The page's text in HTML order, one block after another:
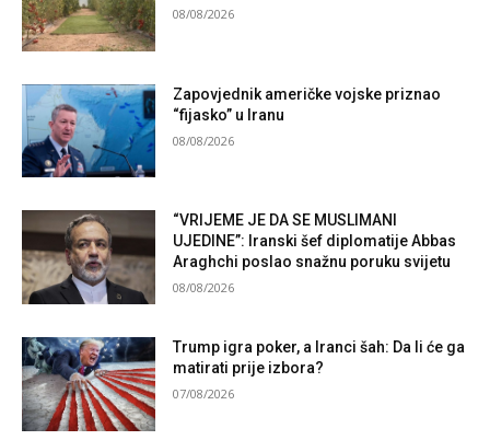
08/08/2026
Zapovjednik američke vojske priznao
“fijasko” u Iranu
08/08/2026
“VRIJEME JE DA SE MUSLIMANI
UJEDINE”: Iranski šef diplomatije Abbas
Araghchi poslao snažnu poruku svijetu
08/08/2026
Trump igra poker, a Iranci šah: Da li će ga
matirati prije izbora?
07/08/2026